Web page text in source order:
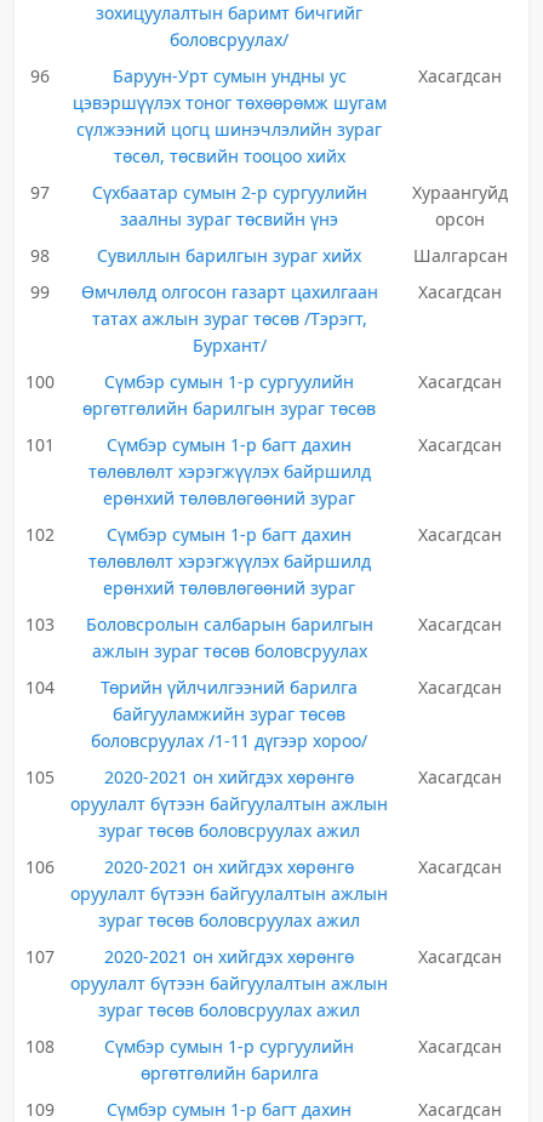
зохицуулалтын баримт бичгийг
боловсруулах/
96
Баруун-Урт сумын ундны ус
цэвэршүүлэх тоног төхөөрөмж шугам
сүлжээний цогц шинэчлэлийн зураг
төсөл, төсвийн тооцоо хийх
Хасагдсан
97
Сүхбаатар сумын 2-р сургуулийн
заалны зураг төсвийн үнэ
Хураангуйд
орсон
98
Сувиллын барилгын зураг хийх
Шалгарсан
99
Өмчлөлд олгосон газарт цахилгаан
татах ажлын зураг төсөв /Тэрэгт,
Бурхант/
Хасагдсан
100
Сүмбэр сумын 1-р сургуулийн
өргөтгөлийн барилгын зураг төсөв
Хасагдсан
101
Сүмбэр сумын 1-р багт дахин
төлөвлөлт хэрэгжүүлэх байршилд
ерөнхий төлөвлөгөөний зураг
Хасагдсан
102
Сүмбэр сумын 1-р багт дахин
төлөвлөлт хэрэгжүүлэх байршилд
ерөнхий төлөвлөгөөний зураг
Хасагдсан
103
Боловсролын салбарын барилгын
ажлын зураг төсөв боловсруулах
Хасагдсан
104
Төрийн үйлчилгээний барилга
байгууламжийн зураг төсөв
боловсруулах /1-11 дүгээр хороо/
Хасагдсан
105
2020-2021 он хийгдэх хөрөнгө
оруулалт бүтээн байгуулалтын ажлын
зураг төсөв боловсруулах ажил
Хасагдсан
106
2020-2021 он хийгдэх хөрөнгө
оруулалт бүтээн байгуулалтын ажлын
зураг төсөв боловсруулах ажил
Хасагдсан
107
2020-2021 он хийгдэх хөрөнгө
оруулалт бүтээн байгуулалтын ажлын
зураг төсөв боловсруулах ажил
Хасагдсан
108
Сүмбэр сумын 1-р сургуулийн
өргөтгөлийн барилга
Хасагдсан
109
Сүмбэр сумын 1-р багт дахин
Хасагдсан